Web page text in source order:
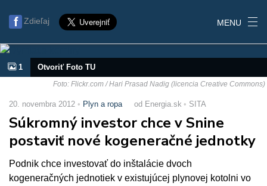
Zdieľaj MENU
1 Otvoriť Foto TU
Foto: Flickr.com / Hari Prasad Nadig (licencia Creative Commons)
20. novembra 2012 Plyn a ropa od Energia.sk SITA
Súkromný investor chce v Snine
postaviť nové kogeneračné jednotky
Podnik chce investovať do inštalácie dvoch
kogeneračných jednotiek v existujúcej plynovej kotolni vo